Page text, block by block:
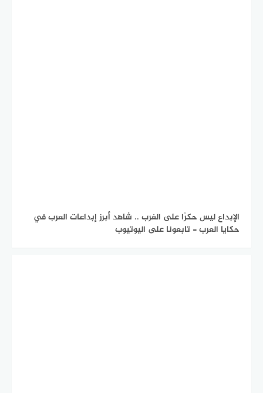
الإبداع ليس حكرًا على الغرب .. شاهد أبرز إبداعات العرب في
حكايا العرب - تابعونا على اليوتيوب